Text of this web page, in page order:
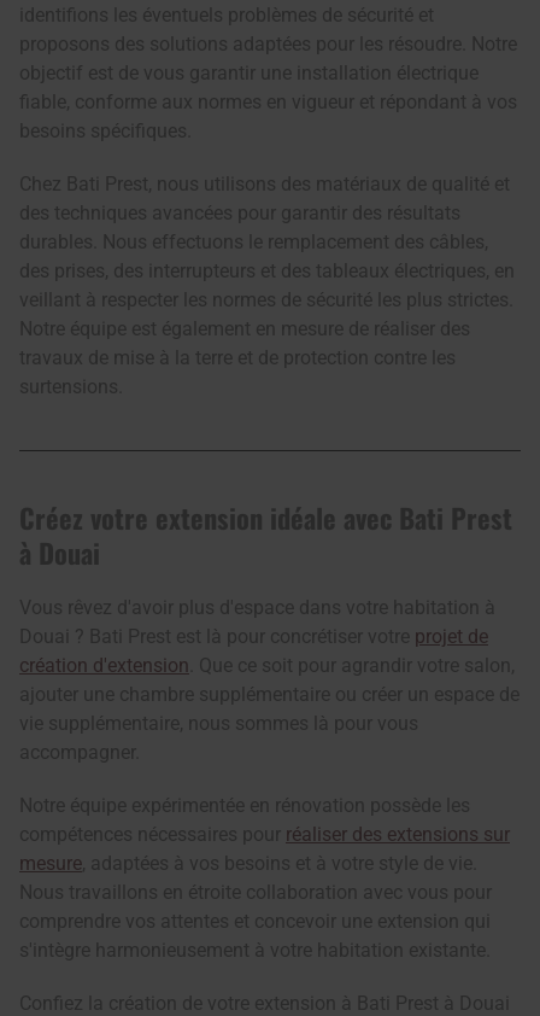
identifions les éventuels problèmes de sécurité et
proposons des solutions adaptées pour les résoudre. Notre
objectif est de vous garantir une installation électrique
fiable, conforme aux normes en vigueur et répondant à vos
besoins spécifiques.
Chez Bati Prest, nous utilisons des matériaux de qualité et
des techniques avancées pour garantir des résultats
durables. Nous effectuons le remplacement des câbles,
des prises, des interrupteurs et des tableaux électriques, en
veillant à respecter les normes de sécurité les plus strictes.
Notre équipe est également en mesure de réaliser des
travaux de mise à la terre et de protection contre les
surtensions.
Créez votre extension idéale avec Bati Prest
à Douai
Vous rêvez d'avoir plus d'espace dans votre habitation à
Douai ? Bati Prest est là pour concrétiser votre projet de
création d'extension . Que ce soit pour agrandir votre salon,
ajouter une chambre supplémentaire ou créer un espace de
vie supplémentaire, nous sommes là pour vous
accompagner.
Notre équipe expérimentée en rénovation possède les
compétences nécessaires pour réaliser des extensions sur
mesure, adaptées à vos besoins et à votre style de vie.
Nous travaillons en étroite collaboration avec vous pour
comprendre vos attentes et concevoir une extension qui
s'intègre harmonieusement à votre habitation existante.
Confiez la création de votre extension à Bati Prest à Douai